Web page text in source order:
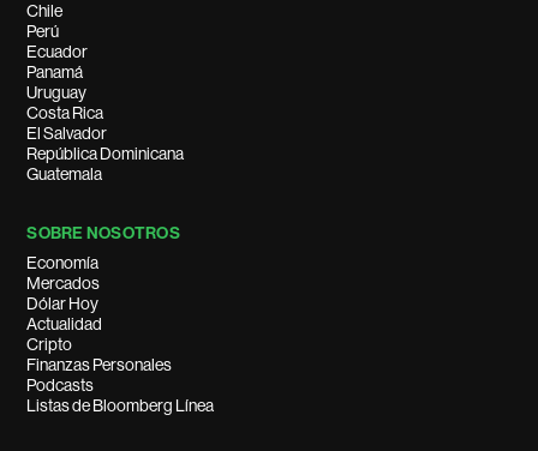
Chile
Perú
Ecuador
Panamá
Uruguay
Costa Rica
El Salvador
República Dominicana
Guatemala
SOBRE NOSOTROS
Economía
Mercados
Dólar Hoy
Actualidad
Cripto
Finanzas Personales
Podcasts
Listas de Bloomberg Línea